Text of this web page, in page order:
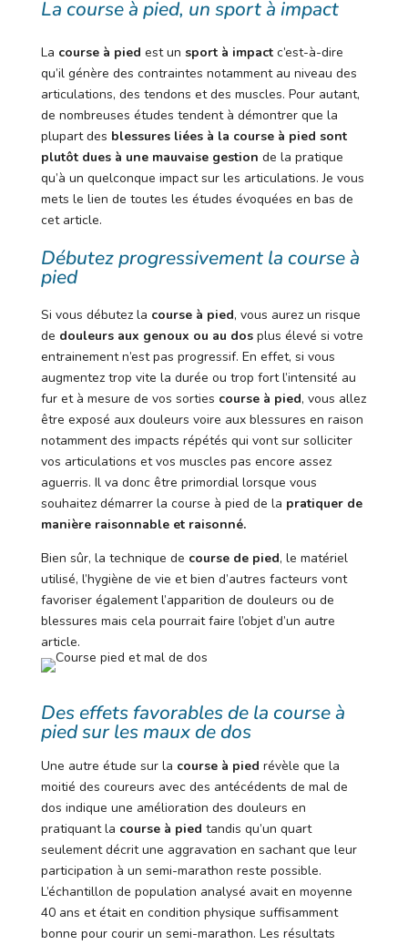
La course à pied, un sport à impact
La course à pied est un sport à impactc’est-à-dire
qu’il génère des contraintes notamment au niveau des
articulations, des tendons et des muscles. Pour autant,
de nombreuses études tendent à démontrer que la
plupart des blessures liées à la course à pied sont
plutôt dues à une mauvaise gestion de la pratique
qu’à un quelconque impact sur les articulations. Je vous
mets le lien de toutes les études évoquées en bas de
cet article.
Débutez progressivement la course à
pied
Si vous débutez la course à pied, vous aurez un risque
de douleurs aux genoux ou au dosplus élevé si votre
entrainement n’est pas progressif. En effet, si vous
augmentez trop vite la durée ou trop fort l’intensité au
fur et à mesure de vos sorties course à pied, vous allez
être exposé aux douleurs voire aux blessures en raison
notamment des impacts répétés qui vont sur solliciter
vos articulations et vos muscles pas encore assez
aguerris. Il va donc être primordial lorsque vous
souhaitez démarrer la course à pied de la pratiquer de
manière raisonnable et raisonné.
Bien sûr, la technique de course de pied, le matériel
utilisé, l’hygiène de vie et bien d’autres facteurs vont
favoriser également l’apparition de douleurs ou de
blessures mais cela pourrait faire l’objet d’un autre
article.
Des effets favorables de la course à
pied sur les maux de dos
Une autre étude sur la course à pied révèle que la
moitié des coureurs avec des antécédents de mal de
dos indique une amélioration des douleurs en
pratiquant la course à pied tandis qu’un quart
seulement décrit une aggravation en sachant que leur
participation à un semi-marathon reste possible.
L’échantillon de population analysé avait en moyenne
40 ans et était en condition physique suffisamment
bonne pour courir un semi-marathon. Les résultats